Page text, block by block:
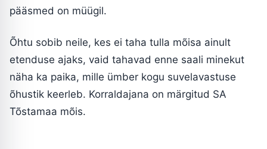
pääsmed on müügil.
Õhtu sobib neile, kes ei taha tulla mõisa ainult
etenduse ajaks, vaid tahavad enne saali minekut
näha ka paika, mille ümber kogu suvelavastuse
õhustik keerleb. Korraldajana on märgitud SA
Tõstamaa mõis.